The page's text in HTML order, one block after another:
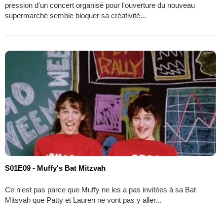
pression d'un concert organisé pour l'ouverture du nouveau
supermarché semble bloquer sa créativité...
S01E09 - Muffy's Bat Mitzvah
Ce n'est pas parce que Muffy ne les a pas invitées à sa Bat
Mitsvah que Patty et Lauren ne vont pas y aller...